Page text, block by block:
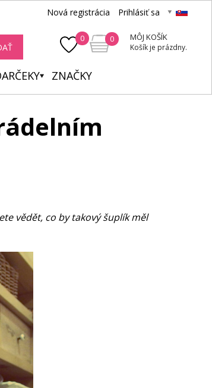
Nová registrácia Prihlásiť sa
0 0 MÔJ KOŠÍK
Košík je prázdny.
ZNAČKY
vědět, co by takový šuplík měl